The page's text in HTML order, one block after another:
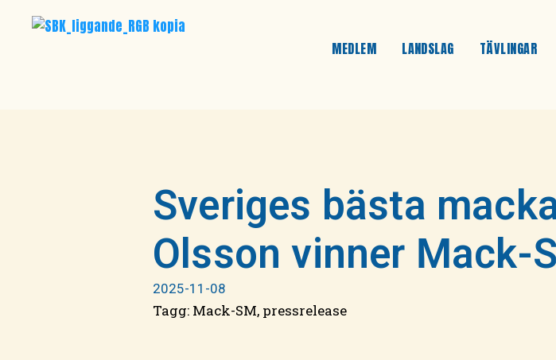
MEDLEM LANDSLAG TÄVLINGAR
Sveriges bästa
Olsson vinner Mack-
2025-11-08
Tagg: Mack-SM, pressrelease